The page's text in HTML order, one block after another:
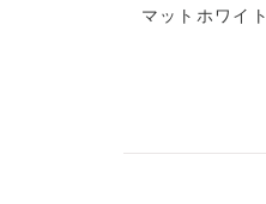
マットホワイト